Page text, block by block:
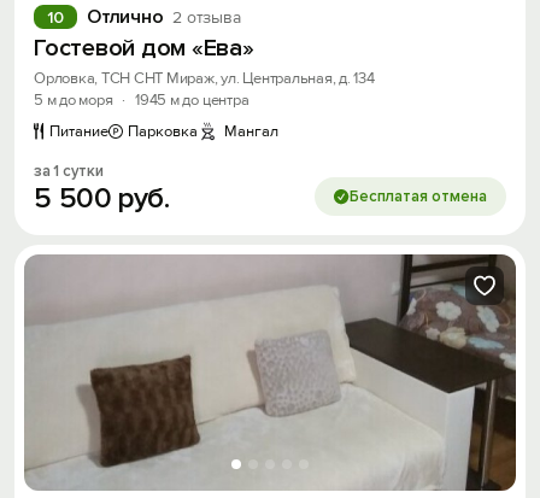
Отлично 2 отзыва
10
Гостевой дом «Ева»
Орловка, ТСН СНТ Мираж, ул. Центральная, д. 134
5 м до моря · 1945 м до центра
Питание
Парковка Мангал
за 1 сутки
5 500 руб. Бесплатая отмена